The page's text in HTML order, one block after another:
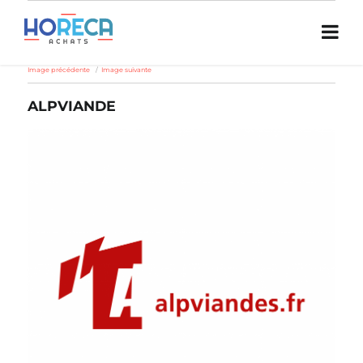
Image précédente Image suivante
ALPVIANDE